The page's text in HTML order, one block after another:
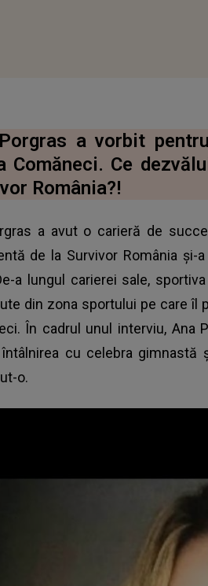
ARTICOLUL
a vorbit
Comăneci. Ce
România?!
a avut o carieră de
de la Survivor România
a lungul carierei sale,
din zona sportului pe care îl
În cadrul unul interviu, Ana
cu celebra
o.